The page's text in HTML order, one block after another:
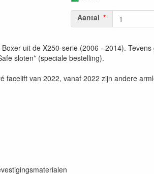
Aantal
uit de X250-serie (2006 - 2014).
sloten* (speciale bestelling).
van 2022, vanaf 2022 zijn andere